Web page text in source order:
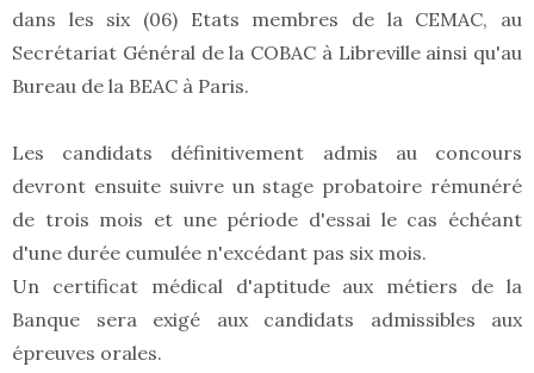
dans les six (06) Etats membres de la CEMAC, au
Secrétariat Général de la COBAC à Libreville ainsi qu'au
Bureau de la BEAC à Paris.
Les candidats définitivement admis au concours
devront ensuite suivre un stage probatoire rémunéré
de trois mois et une période d'essai le cas échéant
d'une durée cumulée n'excédant pas six mois.
Un certificat médical d'aptitude aux métiers de la
Banque sera exigé aux candidats admissibles aux
épreuves orales.